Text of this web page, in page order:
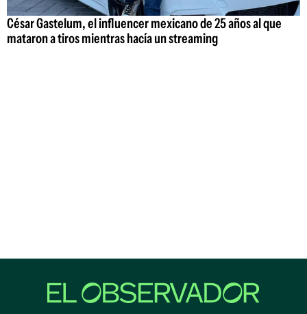
César Gastelum, el influencer mexicano de 25 años al que
mataron a tiros mientras hacía un streaming